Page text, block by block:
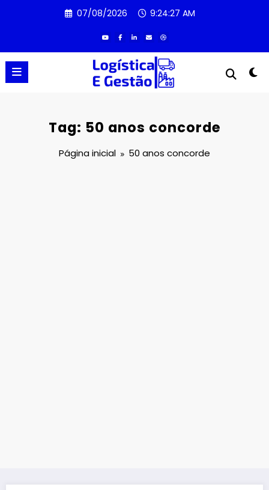
07/08/2026 9:24:28 AM
Tag: 50 anos concorde
Página inicial 50 anos concorde